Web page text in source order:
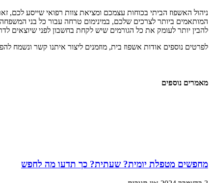
ניהול האשפוז הביתי בכוחות עצמכם ומציאת צוות רפואי שייסע
המותאמים ביותר לצרכים שלכם, במינימום טרחה עבור כל בני
להבין יותר לעומק את כל הגורמים שיש לקחת בחשבון לפני שיוצאים
לפרטים נוספים אודות אשפוז בית, מוזמנים ליצור איתנו קשר ונשמח
מאמרים נוספים
מחפשים מטפלת יומית? שעתית? כך תדעו מה לחפש